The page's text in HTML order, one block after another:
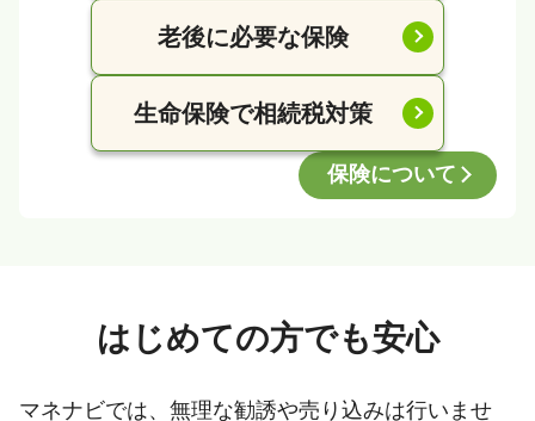
老後に必要な保険
生命保険で相続税対策
保険について
はじめての方でも安心
マネナビでは、無理な勧誘や売り込みは行いませ